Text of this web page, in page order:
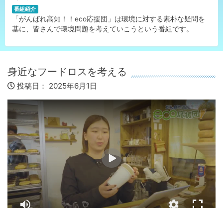
番組紹介
「がんばれ高知！！eco応援団」は環境に対する素朴な疑問を
基に、皆さんで環境問題を考えていこうという番組です。
身近なフードロスを考える
投稿日： 2025年6月1日